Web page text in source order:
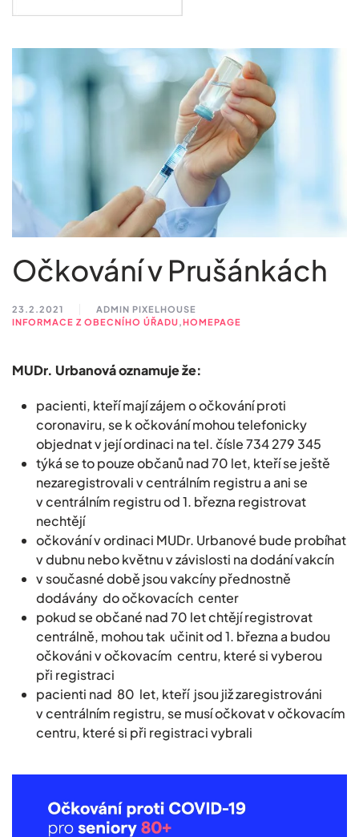
Očkování v Prušánkách
23.2.2021
ADMIN PIXELHOUSE
INFORMACE Z OBECNÍHO ÚŘADU,HOMEPAGE
MUDr. Urbanová oznamuje že:
pacienti, kteří mají zájem o očkování proti
coronaviru, se k očkování mohou telefonicky
objednat v její ordinaci na tel. čísle 734 279 345
týká se to pouze občanů nad 70 let, kteří se ještě
nezaregistrovali v centrálním registru a ani se
v centrálním registru od 1. března registrovat
nechtějí
očkování v ordinaci MUDr. Urbanové bude probíhat
v dubnu nebo květnu v závislosti na dodání vakcín
v současné době jsou vakcíny přednostně
dodávány do očkovacích center
pokud se občané nad 70 let chtějí registrovat
centrálně, mohou tak učinit od 1. března a budou
očkováni v očkovacím centru, které si vyberou
při registraci
pacienti nad 80 let, kteří jsou již zaregistrováni
v centrálním registru, se musí očkovat v očkovacím
centru, které si při registraci vybrali